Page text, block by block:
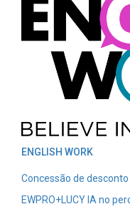
ENGLISH WORK
Concessão de
EWPRO+LUCY IA no